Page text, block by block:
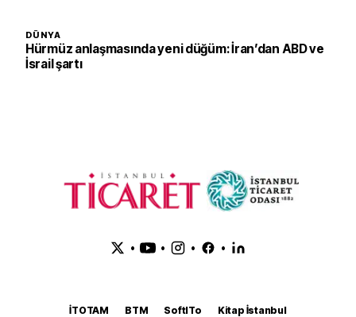
DÜNYA
Hürmüz anlaşmasında yeni düğüm: İran’dan ABD ve
İsrail şartı
• • • •
İTOTAM BTM SoftITo
Kitap İstanbul